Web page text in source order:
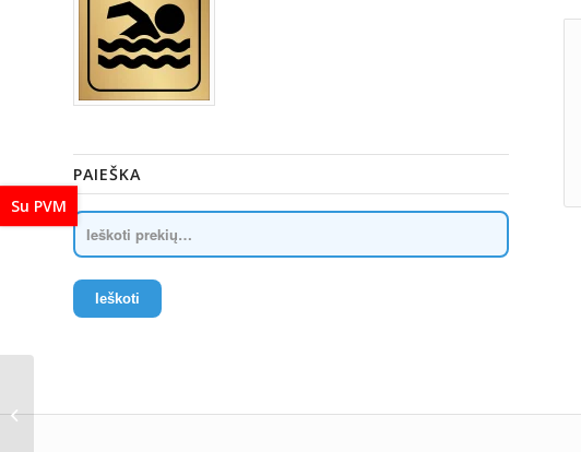
PAIEŠKA
Ieškoti
IVZ26
Su PVM